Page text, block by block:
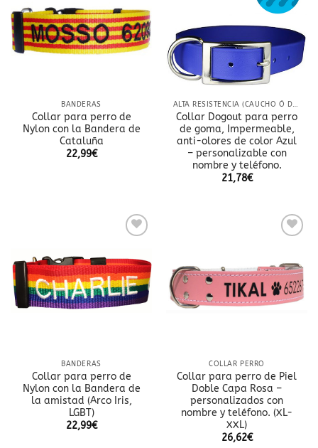
lista
de
deseos
BANDERAS
Collar para perro de
Nylon con la Bandera de
Cataluña
22,99€
lista
de
deseos
ALTA RESISTENCIA (CAUCHO Ó DOBLE NYLON)
Collar Dogout para perro
de goma, Impermeable,
anti-olores de color Azul
– personalizable con
nombre y teléfono.
21,78€
a la
lista
de
deseos
BANDERAS
Collar para perro de
Nylon con la Bandera de
la amistad (Arco Iris,
LGBT)
22,99€
lista
de
deseos
COLLAR PERRO
Collar para perro de Piel
Doble Capa Rosa –
personalizados con
nombre y teléfono. (XL-
XXL)
26,62€